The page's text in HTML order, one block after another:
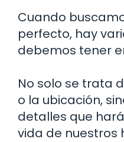
Cuando
perfecto, hay
debemos tener
No solo se trata
o la ubicación,
detalles que
vida de nuestros